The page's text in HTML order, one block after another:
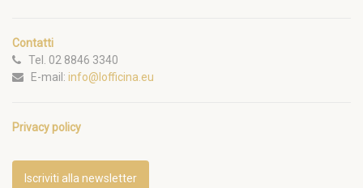
Contatti
Tel. 02 8846 3340
E-mail: info@lofficina.eu
Privacy policy
Iscriviti alla newsletter